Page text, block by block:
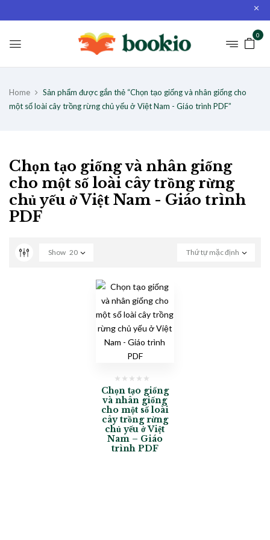
0
Home
Sản phẩm được gắn thẻ “Chọn tạo giống và nhân giống cho
một số loài cây trồng rừng chủ yếu ở Việt Nam - Giáo trình PDF”
Chọn tạo giống và nhân giống
cho một số loài cây trồng rừng
chủ yếu ở Việt Nam - Giáo trình
PDF
Thứ tự mặc định
Show 20
Chọn tạo giống
và nhân giống
cho một số loài
cây trồng rừng
chủ yếu ở Việt
Nam – Giáo
trình PDF